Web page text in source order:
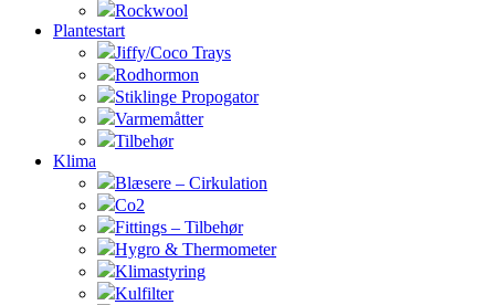
Rockwool
Plantestart
Jiffy/Coco Trays
Rodhormon
Stiklinge Propogator
Varmemåtter
Tilbehør
Klima
Blæsere – Cirkulation
Co2
Fittings – Tilbehør
Hygro & Thermometer
Klimastyring
Kulfilter